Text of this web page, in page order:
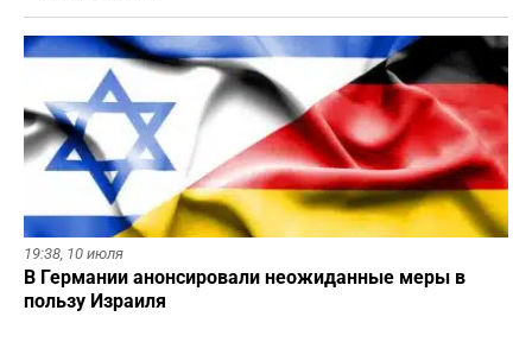
19:38, 10 июля
В Германии анонсировали неожиданные меры в
пользу Израиля